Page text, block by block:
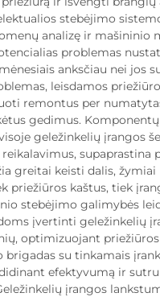
stebėjimo
analizę ir mašininio
problemas
anksčiau nei jos
leisdamos
remontus per
gedimus. Komponentų
geležinkelių įrangos
supaprastina
greitai keisti dalis, žymiai
priežiūros kaštus, tiek
stebėjimo galimybės
įvertinti geležinkelių
optimizuojant
su tinkamais
efektyvumą ir
įrangos